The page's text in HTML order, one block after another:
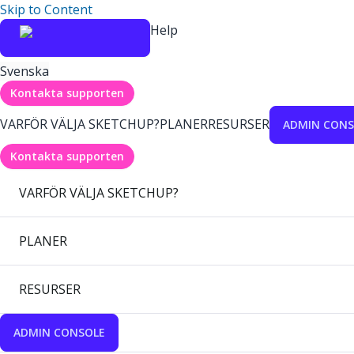
Skip to Content
Help
Svenska
Kontakta supporten
VARFÖR VÄLJA SKETCHUP?PLANERRESURSER ADMIN
Kontakta supporten
VARFÖR VÄLJA SKETCHUP?
PLANER
RESURSER
ADMIN CONSOLE